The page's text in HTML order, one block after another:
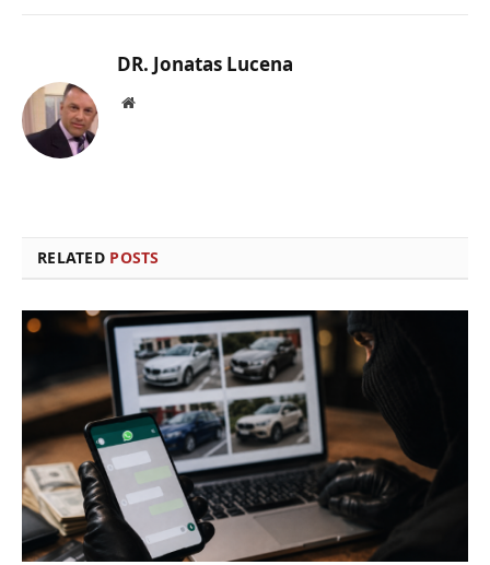
DR. Jonatas Lucena
Website
RELATED POSTS